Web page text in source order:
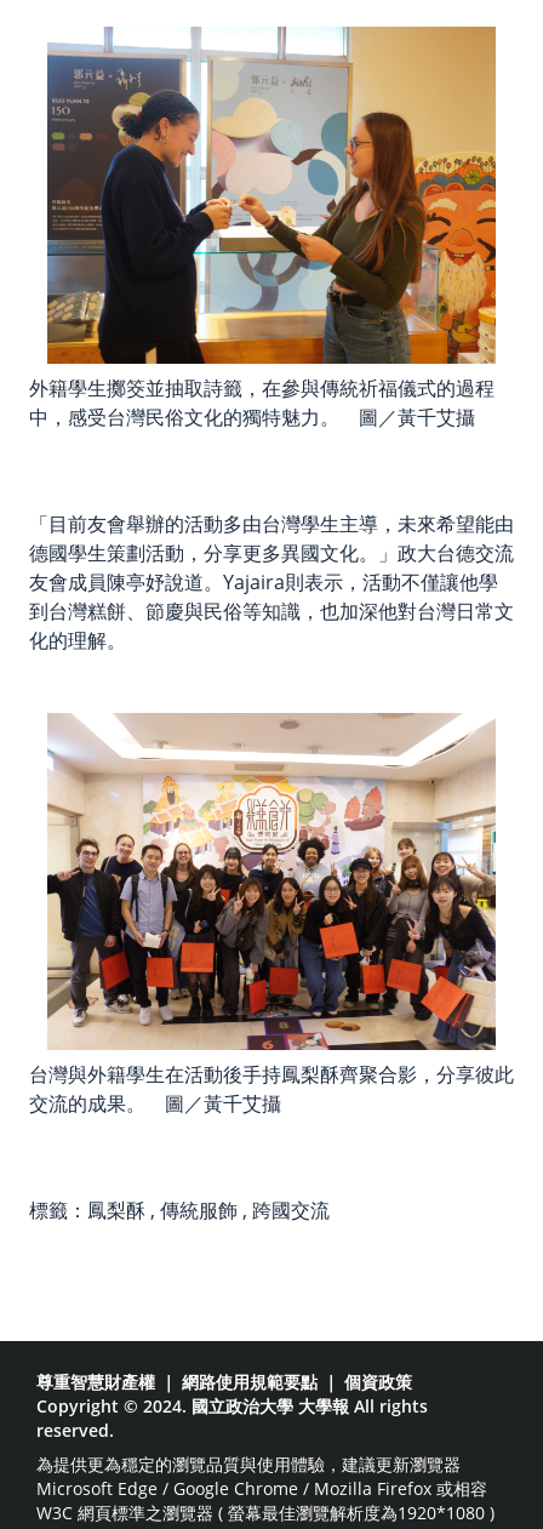
外籍學生擲筊並抽取詩籤，在參與傳統祈福儀式的過程
中，感受台灣民俗文化的獨特魅力。 圖／黃千艾攝
「目前友會舉辦的活動多由台灣學生主導，未來希望能由
德國學生策劃活動，分享更多異國文化。」政大台德交流
友會成員陳亭妤說道。Yajaira則表示，活動不僅讓他學
到台灣糕餅、節慶與民俗等知識，也加深他對台灣日常文
化的理解。
台灣與外籍學生在活動後手持鳳梨酥齊聚合影，分享彼此
交流的成果。 圖／黃千艾攝
標籤： 鳳梨酥 , 傳統服飾 , 跨國交流
尊重智慧財產權 ｜ 網路使用規範要點 ｜ 個資政策
Copyright © 2024. 國立政治大學 大學報 All rights
reserved.
為提供更為穩定的瀏覽品質與使用體驗，建議更新瀏覽器
Microsoft Edge / Google Chrome / Mozilla Firefox 或相容
W3C 網頁標準之瀏覽器 ( 螢幕最佳瀏覽解析度為1920*1080 )